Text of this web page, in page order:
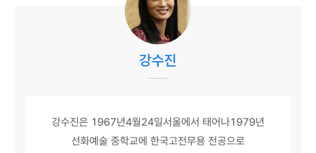
강수진
강수진은 1967년4월24일서울에서 태어나1979년
선화예술 중학교에 한국고전무용 전공으로